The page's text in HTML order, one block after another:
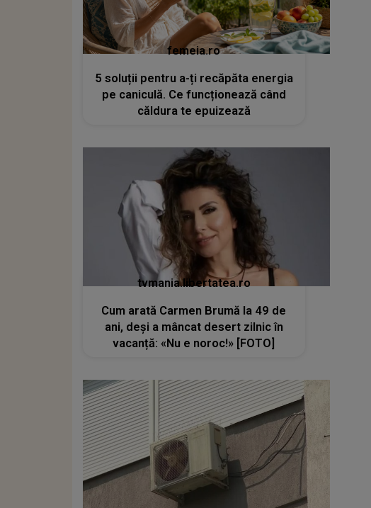
femeia.ro
5 soluții pentru a-ți recăpăta energia
pe caniculă. Ce funcționează când
căldura te epuizează
tvmania.libertatea.ro
Cum arată Carmen Brumă la 49 de
ani, deși a mâncat desert zilnic în
vacanță: «Nu e noroc!» [FOTO]